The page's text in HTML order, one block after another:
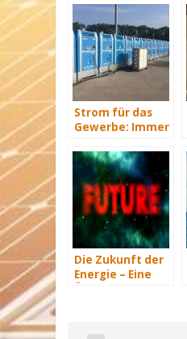
Strom für das
Gewerbe: Immer
versorgt
Die Zukunft der
Energie – Eine